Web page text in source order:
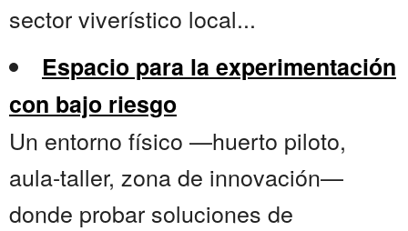
sector viverístico local...
Espacio para la experimentación
con bajo riesgo
Un entorno físico —huerto piloto,
aula-taller, zona de innovación—
donde probar soluciones de